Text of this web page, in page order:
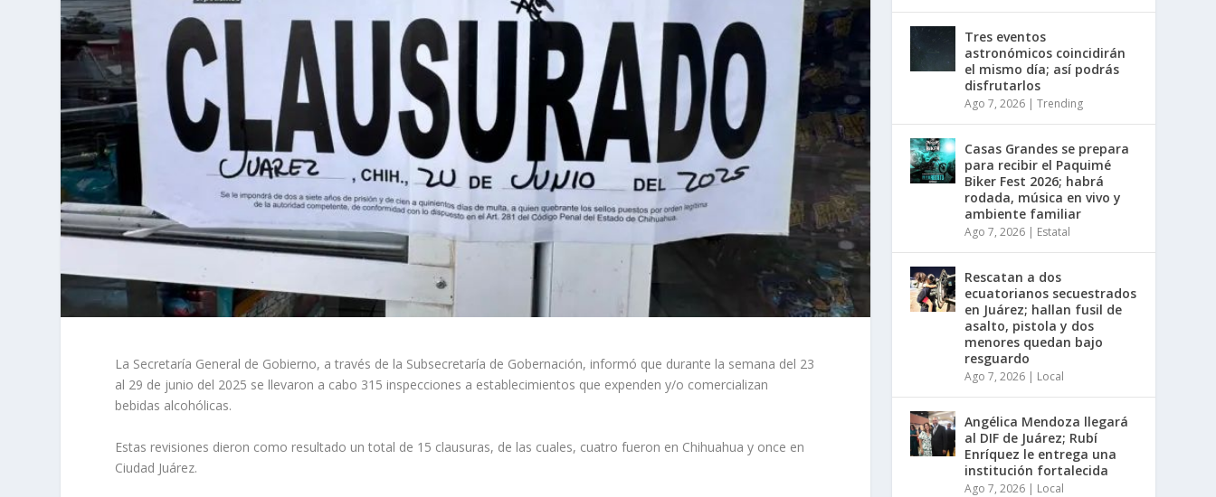
La Secretaría General de Gobierno, a través de la Subsecretaría de Gobernación, informó que durante la semana del 23
al 29 de junio del 2025 se llevaron a cabo 315 inspecciones a establecimientos que expenden y/o comercializan
bebidas alcohólicas.
Estas revisiones dieron como resultado un total de 15 clausuras, de las cuales, cuatro fueron en Chihuahua y once en
Ciudad Juárez.
Tres eventos
astronómicos coincidirán
el mismo día; así podrás
disfrutarlos
Ago 7, 2026 |Trending
Casas Grandes se prepara
para recibir el Paquimé
Biker Fest 2026; habrá
rodada, música en vivo y
ambiente familiar
Ago 7, 2026 | Estatal
Rescatan a dos
ecuatorianos secuestrados
en Juárez; hallan fusil de
asalto, pistola y dos
menores quedan bajo
resguardo
Ago 7, 2026 | Local
Angélica Mendoza llegará
al DIF de Juárez; Rubí
Enríquez le entrega una
institución fortalecida
Ago 7, 2026 | Local